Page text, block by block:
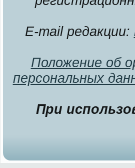
E-mail редакции:
Положение об
персональных
При